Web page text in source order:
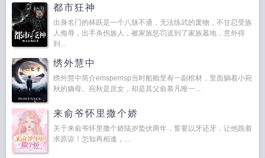
都市狂神
出身名门的林跃是一个八脉不通，无法练武的废物，不甘忍受族
人侮辱，出手杀伤族人，被家族惩罚送到了家族墓地，意外得
到...
绣外慧中
绣外慧中简介emspemsp当时船舱里有一副棺材，里面躺着小宛
秋的嫡母。宛秋是庶女，却是其父俞慕凡唯一...
来俞爷怀里撒个娇
关于来俞爷怀里撒个娇陆岁蛰伏两年，誓要以牙还牙，让他跪着
求原谅！怎知再相逢，...